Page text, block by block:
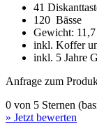
41
120 Bässe
Gewicht:
inkl. Koffer
inkl. 5 Jahre
Anfrage zum
0 von 5 Sternen
» Jetzt bewerten